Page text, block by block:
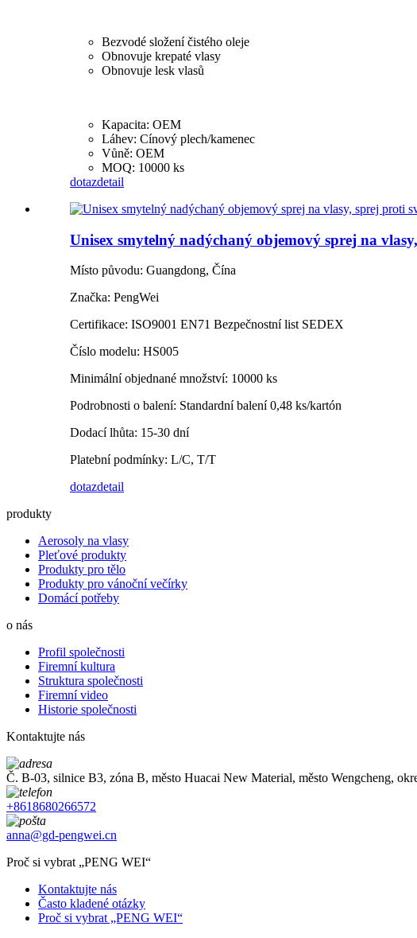
Bezvodé složení čistého oleje
Obnovuje krepaté vlasy
Obnovuje lesk vlasů
Kapacita: OEM
Láhev: Cínový plech/kamenec
Vůně: OEM
MOQ: 10000 ks
dotazdetail
Unisex smytelný nadýchaný objemový sprej na
Místo původu: Guangdong, Čína
Značka: PengWei
Certifikace: ISO9001 EN71 Bezpečnostní list SEDEX
Číslo modelu: HS005
Minimální objednané množství: 10000 ks
Podrobnosti o balení: Standardní balení 0,48 ks/kartón
Dodací lhůta: 15-30 dní
Platební podmínky: L/C, T/T
dotazdetail
produkty
Aerosoly na vlasy
Pleťové produkty
Produkty pro tělo
Produkty pro vánoční večírky
Domácí potřeby
o nás
Profil společnosti
Firemní kultura
Struktura společnosti
Firemní video
Historie společnosti
Kontaktujte nás
Č. B-03, silnice B3, zóna B, město Huacai New Material, město Wengcheng,
+8618680266572
anna@gd-pengwei.cn
Proč si vybrat „PENG WEI“
Kontaktujte nás
Často kladené otázky
Proč si vybrat „PENG WEI“